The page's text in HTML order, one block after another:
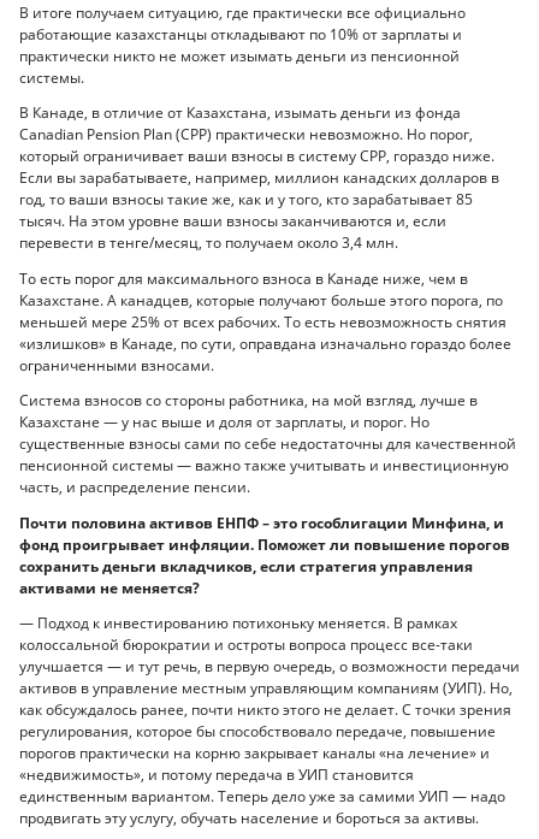
В итоге получаем ситуацию, где практически все официально
работающие казахстанцы откладывают по 10% от зарплаты и
практически никто не может изымать деньги из пенсионной
системы.
В Канаде, в отличие от Казахстана, изымать деньги из фонда
Canadian Pension Plan (CPP) практически невозможно. Но порог,
который ограничивает ваши взносы в систему CPP, гораздо ниже.
Если вы зарабатываете, например, миллион канадских долларов в
год, то ваши взносы такие же, как и у того, кто зарабатывает 85
тысяч. На этом уровне ваши взносы заканчиваются и, если
перевести в тенге/месяц, то получаем около 3,4 млн.
То есть порог для максимального взноса в Канаде ниже, чем в
Казахстане. А канадцев, которые получают больше этого порога, по
меньшей мере 25% от всех рабочих. То есть невозможность снятия
«излишков» в Канаде, по сути, оправдана изначально гораздо более
ограниченными взносами.
Система взносов со стороны работника, на мой взгляд, лучше в
Казахстане — у нас выше и доля от зарплаты, и порог. Но
существенные взносы сами по себе недостаточны для качественной
пенсионной системы — важно также учитывать и инвестиционную
часть, и распределение пенсии.
Почти половина активов ЕНПФ – это гособлигации Минфина, и
фонд проигрывает инфляции. Поможет ли повышение порогов
сохранить деньги вкладчиков, если стратегия управления
активами не меняется?
— Подход к инвестированию потихоньку меняется. В рамках
колоссальной бюрократии и остроты вопроса процесс все-таки
улучшается — и тут речь, в первую очередь, о возможности передачи
активов в управление местным управляющим компаниям (УИП). Но,
как обсуждалось ранее, почти никто этого не делает. С точки зрения
регулирования, которое бы способствовало передаче, повышение
порогов практически на корню закрывает каналы «на лечение» и
«недвижимость», и потому передача в УИП становится
единственным вариантом. Теперь дело уже за самими УИП — надо
продвигать эту услугу, обучать население и бороться за активы.